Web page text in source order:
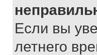
Если вы
летнего